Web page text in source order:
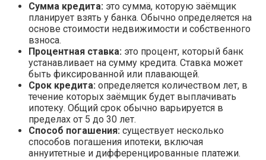
Сумма кредита: это сумма, которую заёмщик
планирует взять у банка. Обычно определяется на
основе стоимости недвижимости и собственного
взноса.
Процентная ставка: это процент, который банк
устанавливает на сумму кредита. Ставка может
быть фиксированной или плавающей.
Срок кредита: определяется количеством лет, в
течение которых заёмщик будет выплачивать
ипотеку. Общий срок обычно варьируется в
пределах от 5 до 30 лет.
Способ погашения: существует несколько
способов погашения ипотеки, включая
аннуитетные и дифференцированные платежи.